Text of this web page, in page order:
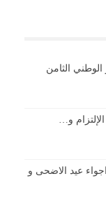
الثامن
و…
عيد الاضحى و